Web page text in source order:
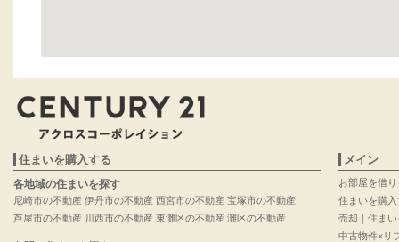
住まいを購入する
各地域の住まいを探す
尼崎市の不動産
芦屋市の不動産
伊丹市の不動産
川西市の不動産
西宮市の不動産
東灘区の不動産
宝塚市の不動産
灘区の不動産
メイン
お部屋を借り
住まいを購入
売却｜住ま
中古物件×リ